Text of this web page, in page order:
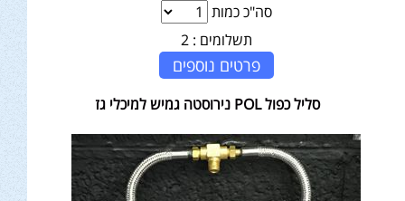
סה"כ כמות
תשלומים : 2
פרטים נוספים
סליל כפול POL נירוסטה גמיש למיכלי גז